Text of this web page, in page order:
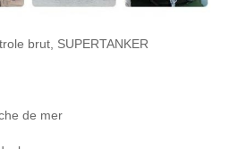
brut, SUPERTANKER
de mer